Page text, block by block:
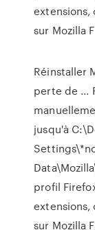
extensions,
sur Mozilla
Réinstaller
perte de ...
jusqu'à
profil
extensions,
sur Mozilla